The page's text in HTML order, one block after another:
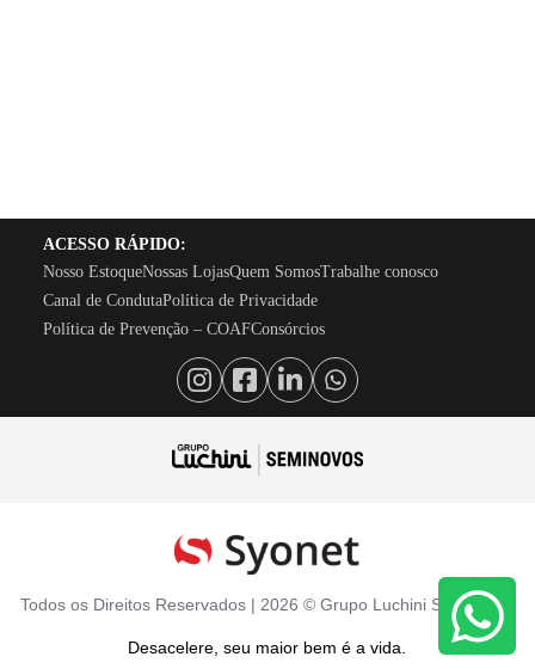
ACESSO RÁPIDO:
Nosso EstoqueNossas LojasQuem SomosTrabalhe conosco
Canal de CondutaPolítica de Privacidade
Política de Prevenção – COAFConsórcios
Todos os Direitos Reservados | 2026 © Grupo Luchini Seminovos
Desacelere, seu maior bem é a vida.